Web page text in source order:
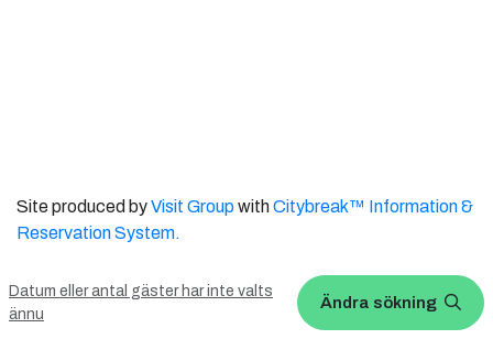
Datum eller antal gäster har inte valts
ännu
Ändra sökning
Site produced byVisit GroupwithCitybreak™ Information &
Reservation System.
WEBX CMS